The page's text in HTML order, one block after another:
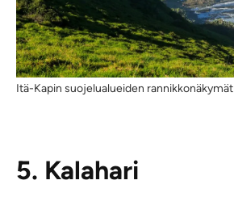
Itä-Kapin suojelualueiden rannikkonäkymät
5. Kalahari